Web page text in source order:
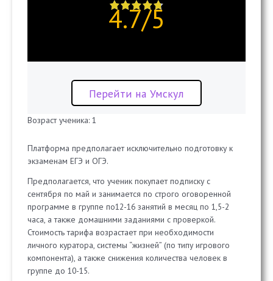
4.7/5
Перейти на Умскул
Возраст ученика: 1
Платформа предполагает исключительно подготовку к
экзаменам ЕГЭ и ОГЭ.
Предполагается, что ученик покупает подписку с
сентября по май и занимается по строго оговоренной
программе в группе по12-16 занятий в месяц по 1,5-2
часа, а также домашними заданиями с проверкой.
Стоимость тарифа возрастает при необходимости
личного куратора, системы “жизней” (по типу игрового
компонента), а также снижения количества человек в
группе до 10-15.